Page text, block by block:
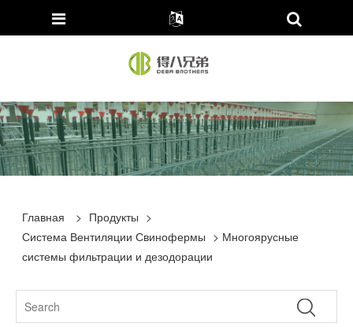
Главная > Продукты >
Система Вентиляции Свинофермы > Многоярусные
системы фильтрации и дезодорации